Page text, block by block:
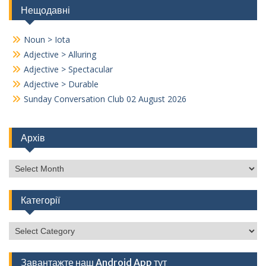
Нещодавні
Noun > Iota
Adjective > Alluring
Adjective > Spectacular
Adjective > Durable
Sunday Conversation Club 02 August 2026
Архів
Архів
Категорії
Категорії
Завантажте наш Android App тут